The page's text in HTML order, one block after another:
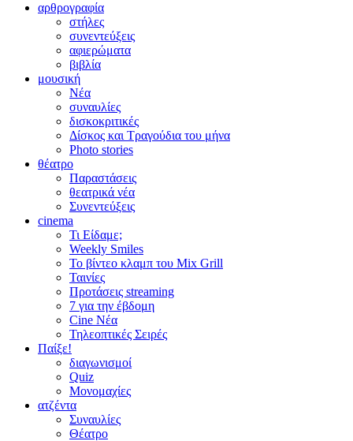
αρθρογραφία
στήλες
συνεντεύξεις
αφιερώματα
βιβλία
μουσική
Νέα
συναυλίες
δισκοκριτικές
Δίσκος και Τραγούδια του μήνα
Photo stories
θέατρο
Παραστάσεις
θεατρικά νέα
Συνεντεύξεις
cinema
Τι Είδαμε;
Weekly Smiles
Το βίντεο κλαμπ του Mix Grill
Ταινίες
Προτάσεις streaming
7 για την έβδομη
Cine Νέα
Τηλεοπτικές Σειρές
Παίξε!
διαγωνισμοί
Quiz
Μονομαχίες
ατζέντα
Συναυλίες
Θέατρο